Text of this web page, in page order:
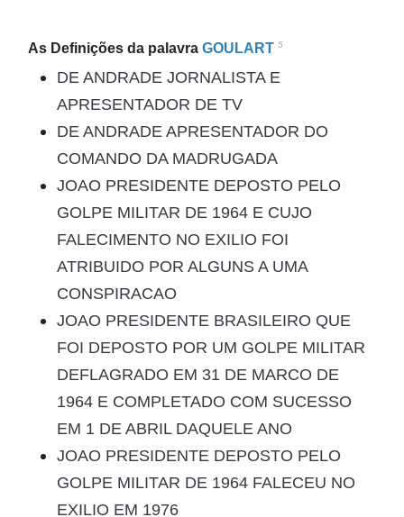
As Definições da palavra GOULART 5
DE ANDRADE JORNALISTA E
APRESENTADOR DE TV
DE ANDRADE APRESENTADOR DO
COMANDO DA MADRUGADA
JOAO PRESIDENTE DEPOSTO PELO
GOLPE MILITAR DE 1964 E CUJO
FALECIMENTO NO EXILIO FOI
ATRIBUIDO POR ALGUNS A UMA
CONSPIRACAO
JOAO PRESIDENTE BRASILEIRO QUE
FOI DEPOSTO POR UM GOLPE MILITAR
DEFLAGRADO EM 31 DE MARCO DE
1964 E COMPLETADO COM SUCESSO
EM 1 DE ABRIL DAQUELE ANO
JOAO PRESIDENTE DEPOSTO PELO
GOLPE MILITAR DE 1964 FALECEU NO
EXILIO EM 1976